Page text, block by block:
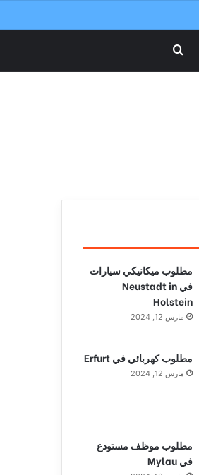
مطلوب ميكانيكي سيارات
في Neustadt in
Holstein
مارس 12, 2024
مطلوب كهربائي في Erfurt
مارس 12, 2024
مطلوب موظف مستودع
في Mylau